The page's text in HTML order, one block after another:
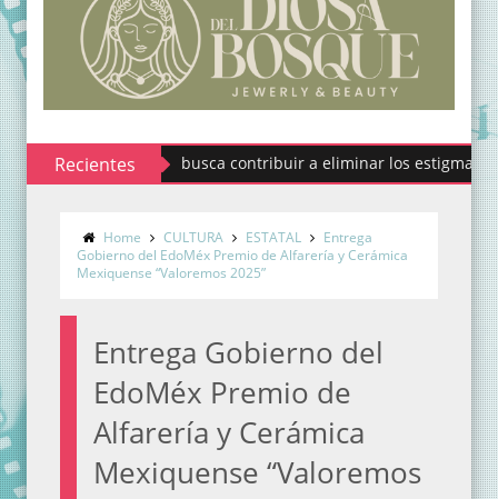
Recientes
Codhem busca contribuir a eliminar los estigmas y mitos
Home CULTURA ESTATAL
Entrega
Gobierno del EdoMéx Premio de Alfarería y Cerámica
Mexiquense “Valoremos 2025”
Entrega Gobierno del
EdoMéx Premio de
Alfarería y Cerámica
Mexiquense “Valoremos